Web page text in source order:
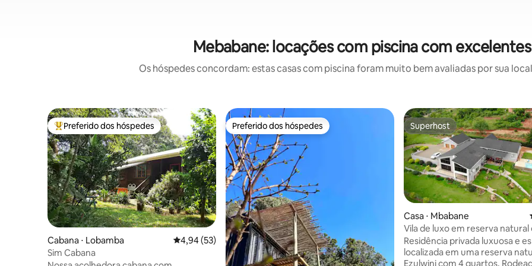
Mebabane: locações com piscina com
Os hóspedes concordam: estas casas com piscina foram muito bem avaliadas por sua
Entre os melhores preferidos dos hóspedes
Preferido dos hóspedes
Cabana ⋅ Lobamba 4,94 de uma avaliação média de 5, 53 avaliações
4,94 (53)
Sim Cabana
Preferido dos hóspedes
Preferido dos hóspedes Superhost
Superhost
Casa ⋅ Mbabane
Vila de luxo em reserva natural
Ezulwini
Residência privada luxuosa e
localizada em uma reserva
Ezulwini com 4 quartos.